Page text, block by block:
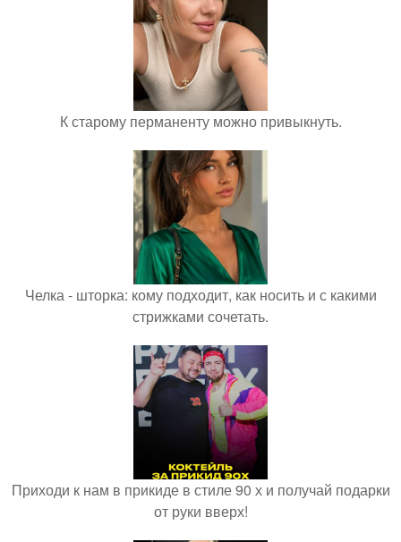
К старому перманенту можно привыкнуть.
Челка - шторка: кому подходит, как носить и с какими
стрижками сочетать.
Приходи к нам в прикиде в стиле 90 х и получай подарки
от руки вверх!